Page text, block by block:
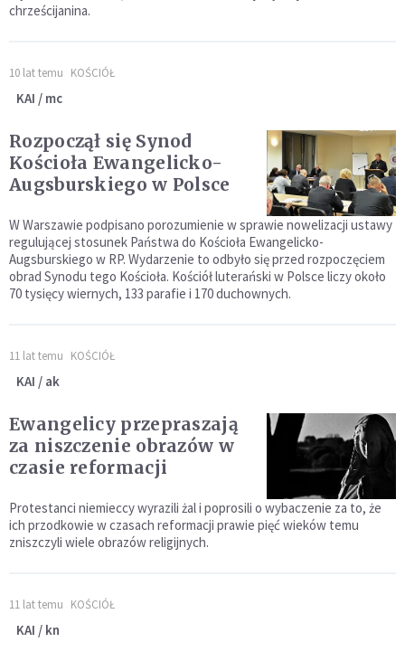
chrześcijanina.
10 lat temu KOŚCIÓŁ
KAI / mc
Rozpoczął się Synod
Kościoła Ewangelicko-
Augsburskiego w Polsce
W Warszawie podpisano porozumienie w sprawie nowelizacji ustawy
regulującej stosunek Państwa do Kościoła Ewangelicko-
Augsburskiego w RP. Wydarzenie to odbyło się przed rozpoczęciem
obrad Synodu tego Kościoła. Kościół luterański w Polsce liczy około
70 tysięcy wiernych, 133 parafie i 170 duchownych.
11 lat temu KOŚCIÓŁ
KAI / ak
Ewangelicy przepraszają
za niszczenie obrazów w
czasie reformacji
Protestanci niemieccy wyrazili żal i poprosili o wybaczenie za to, że
ich przodkowie w czasach reformacji prawie pięć wieków temu
zniszczyli wiele obrazów religijnych.
11 lat temu KOŚCIÓŁ
KAI / kn